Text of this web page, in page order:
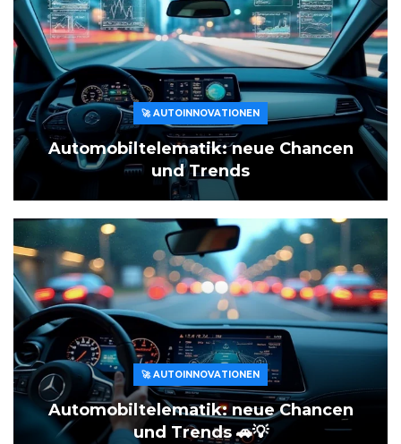
🚀 AUTOINNOVATIONEN
Automobiltelematik: neue Chancen
und Trends
🚀 AUTOINNOVATIONEN
Automobiltelematik: neue Chancen
und Trends 🚗💡